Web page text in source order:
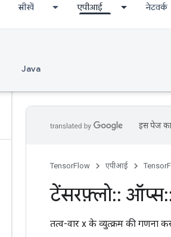
सीखें एपीआई नेटवर्क
Java
इस पेज
TensorFlow एपीआई
टेंसरफ़्लो:: ऑप्स
तत्व-वार x के व्युत्क्रम की गणना